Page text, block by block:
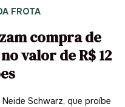
FROTA
compra de
valor de R$ 12
Schwarz, que proíbe